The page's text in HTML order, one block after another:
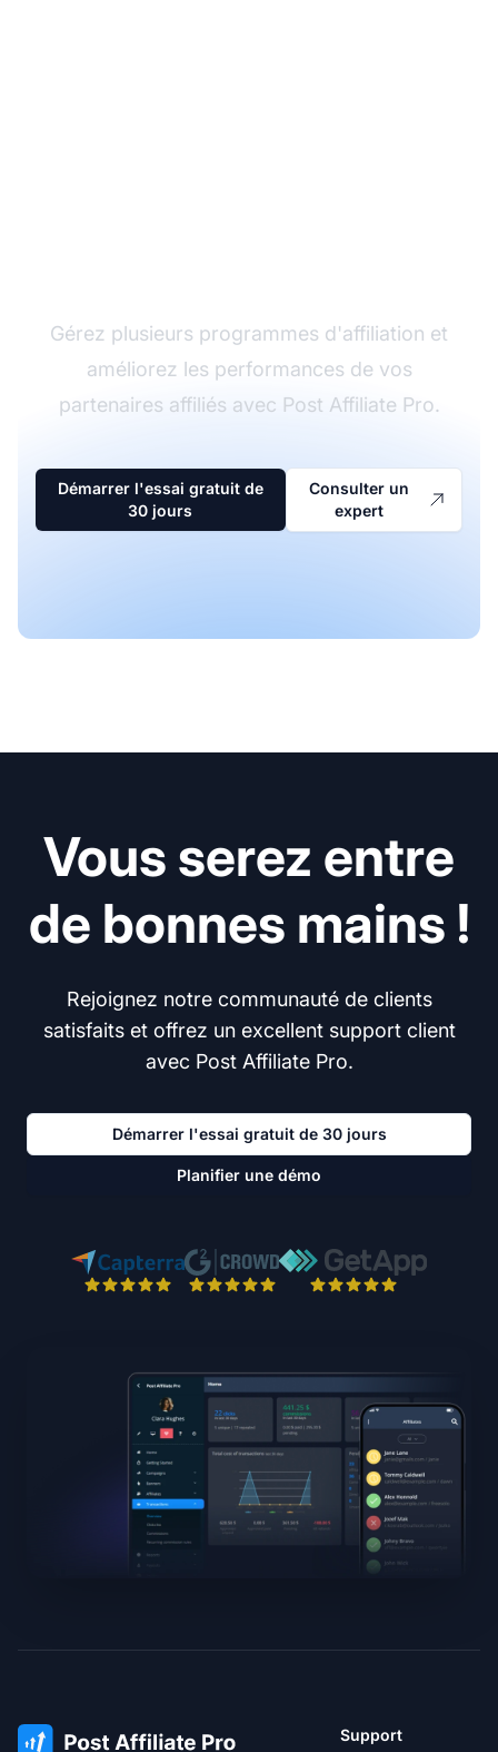
Gérez plusieurs programmes d'affiliation et
améliorez les performances de vos
partenaires affiliés avec Post Affiliate Pro.
Démarrer l'essai gratuit de
30 jours
Consulter un
expert
Vous serez entre
de bonnes mains !
Rejoignez notre communauté de clients
satisfaits et offrez un excellent support client
avec Post Affiliate Pro.
Démarrer l'essai gratuit de 30 jours
Planifier une démo
Support